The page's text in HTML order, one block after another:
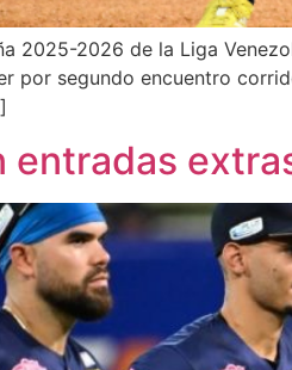
2025-2026 de la Liga
por segundo encuentro
entradas